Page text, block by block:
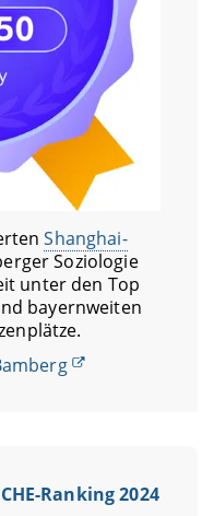
Shanghai-
Soziologie
unter den Top
bayernweiten
Ranking 2024